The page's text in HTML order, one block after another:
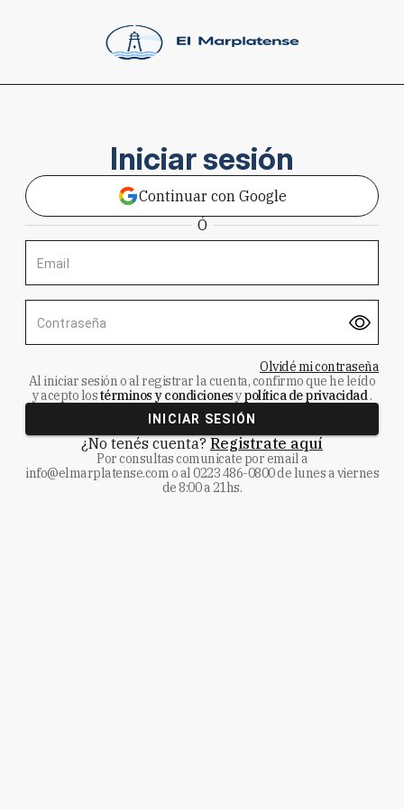
Iniciar sesión
Continuar con Google
Ó
Email
Contraseña
Olvidé mi contraseña
Al iniciar sesión o al registrar la cuenta, confirmo que he leído
y acepto lostérminos y condicionesypolítica de privacidad.
INICIAR SESIÓN
¿No tenés cuenta? Registrate aquí
Por consultas comunicate por email a
info@elmarplatense.como al0223 486-0800de lunes a viernes
de 8:00 a 21hs.